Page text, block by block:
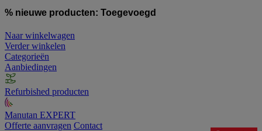
% nieuwe producten: Toegevoegd
Naar winkelwagen
Verder winkelen
Categorieën
Aanbiedingen
Refurbished producten
Manutan EXPERT
Offerte aanvragen Contact